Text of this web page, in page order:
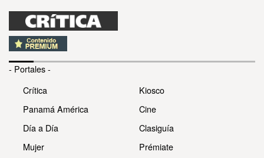
- Portales -
Crítica
Panamá América
Día a Día
Mujer
Kiosco
Cine
Clasiguía
Prémiate